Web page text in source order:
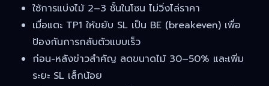
ใช้การแบ่งไม้ 2–3 ชั้นในโซน ไม่วิ่งไล่ราคา
เมื่อแตะ TP1 ให้ขยับ SL เป็น BE (breakeven) เพื่อ
ป้องกันการกลับตัวแบบเร็ว
ก่อน-หลังข่าวสำคัญ ลดขนาดไม้ 30–50% และเพิ่ม
ระยะ SL เล็กน้อย